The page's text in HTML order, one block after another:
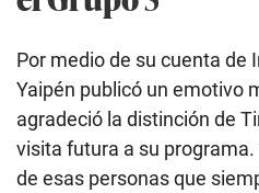
Por medio de su cuenta de
Yaipén publicó un emotivo
agradeció la distinción de
visita futura a su programa.
de esas personas que